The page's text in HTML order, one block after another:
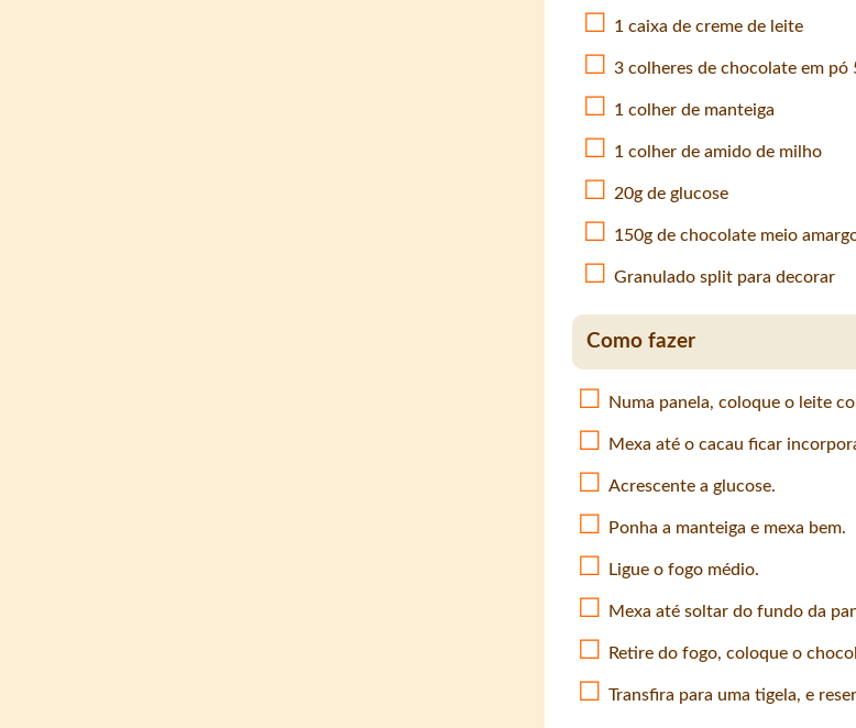
1 caixa de creme de leite
3 colheres de chocolate em pó
1 colher de manteiga
1 colher de amido de milho
20g de glucose
150g de chocolate meio
Granulado split para decorar
Como fazer
Numa panela, coloque o leite
Mexa até o cacau ficar
Acrescente a glucose.
Ponha a manteiga e mexa bem.
Ligue o fogo médio.
Mexa até soltar do fundo da
Retire do fogo, coloque o
Transfira para uma tigela, e